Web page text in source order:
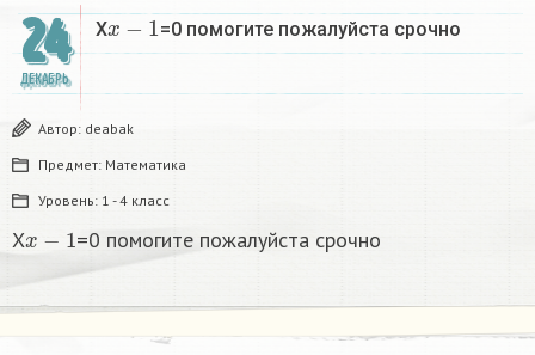
24
ДЕКАБРЬ
X
x−1
=0 помогите пожалуйста срочно
Автор: deabak
Предмет: Математика
Уровень: 1 - 4 класс
X =0 помогите пожалуйста срочно